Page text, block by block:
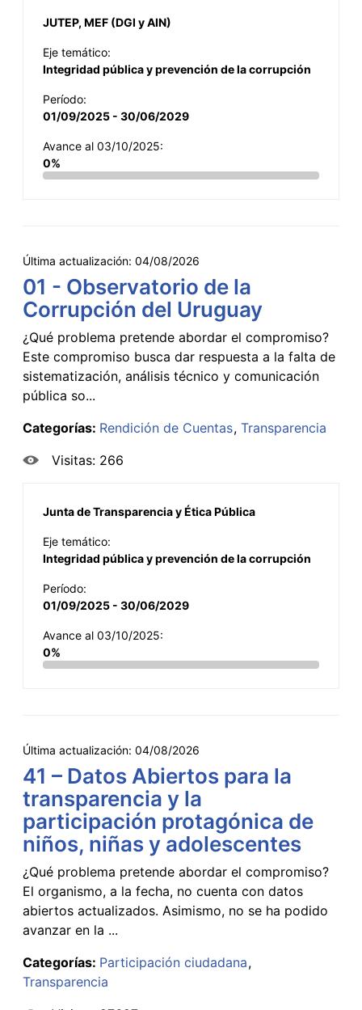
JUTEP, MEF (DGI y AIN)
Eje temático:
Integridad pública y prevención de la corrupción
Período:
01/09/2025 - 30/06/2029
Avance al 03/10/2025:
0%
Última actualización: 04/08/2026
01 - Observatorio de la
Corrupción del Uruguay
¿Qué problema pretende abordar el compromiso?
Este compromiso busca dar respuesta a la falta de
sistematización, análisis técnico y comunicación
pública so...
Categorías: Rendición de Cuentas Transparencia
Visitas: 266
Junta de Transparencia y Ética Pública
Eje temático:
Integridad pública y prevención de la corrupción
Período:
01/09/2025 - 30/06/2029
Avance al 03/10/2025:
0%
Última actualización: 04/08/2026
41 – Datos Abiertos para la
transparencia y la
participación protagónica de
niños, niñas y adolescentes
¿Qué problema pretende abordar el compromiso?
El organismo, a la fecha, no cuenta con datos
abiertos actualizados. Asimismo, no se ha podido
avanzar en la ...
Categorías: Participación ciudadana
Transparencia